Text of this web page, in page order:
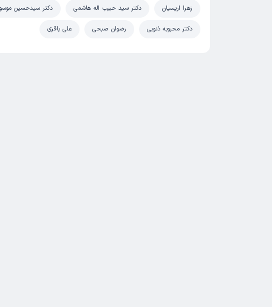
زهرا اریسیان دکتر سید حبیب اله هاشمی دکتر سیدحسین
دکتر محبوبه ذنوبی رضوان صبحی علی باقری